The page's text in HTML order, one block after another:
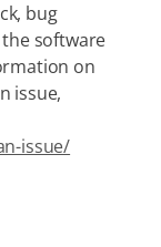
bug
software
on
issue,
issue/